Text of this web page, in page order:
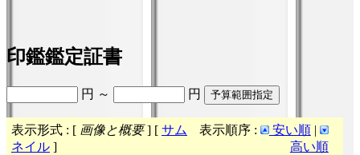
印鑑鑑定証書
円 ～ 円
表示形式 : [ 画像と概要] [ サム
ネイル ]
表示順序 : 安い順|
高い順